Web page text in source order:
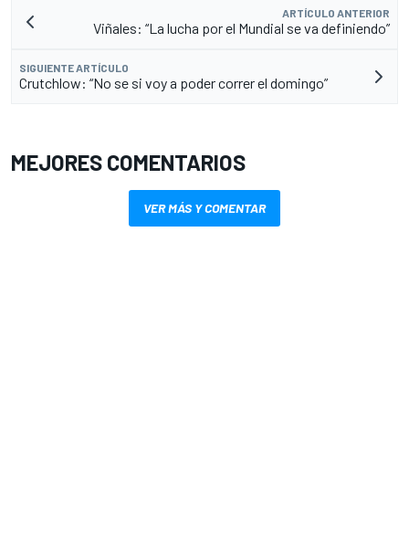
ARTÍCULO ANTERIOR
Viñales: “La lucha por el Mundial se va definiendo”
SIGUIENTE ARTÍCULO
Crutchlow: “No se si voy a poder correr el domingo”
MEJORES COMENTARIOS
VER MÁS Y COMENTAR